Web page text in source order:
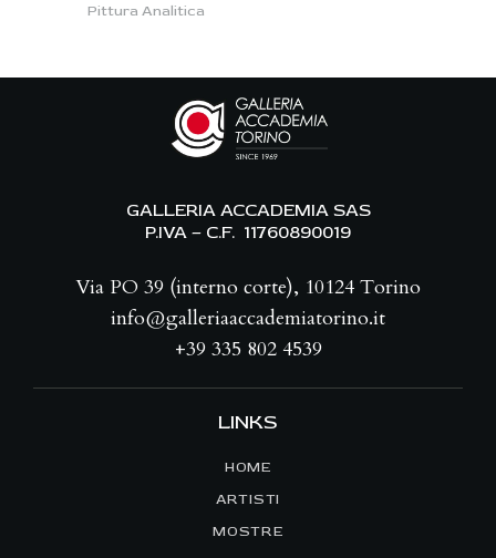
Pittura Analitica
GALLERIA ACCADEMIA SAS
P.IVA – C.F. 11760890019
Via PO 39 (interno corte), 10124 Torino
info@galleriaaccademiatorino.it
+39 335 802 4539
LINKS
HOME
ARTISTI
MOSTRE